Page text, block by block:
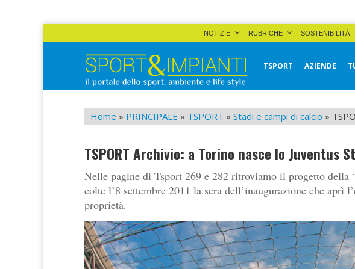
NOTIZIE RUBRICHE SOSTENIBILITÀ
Sport&Impianti
TSPORT AZIENDE
Home » PRINCIPALE » TSPORT » Stadi e campi di calcio »
TSPORT Archivio: a Torino nasce lo Juventus
Nelle pagine di Tsport 269 e 282 ritroviamo il progetto della
colte l’8 settembre 2011 la sera dell’inaugurazione che aprì
proprietà.